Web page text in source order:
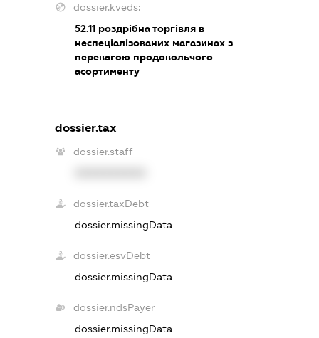
dossier.kveds:
52.11роздрібна торгівля в
неспеціалізованих магазинах з
перевагою продовольчого
асортименту
dossier.tax
dossier.staff
dossier.taxDebt
dossier.missingData
dossier.esvDebt
dossier.missingData
dossier.ndsPayer
dossier.missingData